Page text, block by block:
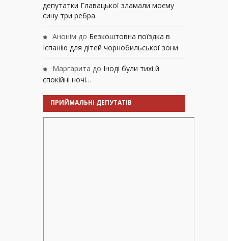
депутатки Главацької зламали моєму
сину три ребра
Анонім до Безкоштовна поїздка в
Іспанію для дітей чорнобильської зони
Маргарита до Іноді були тихі й
спокійні ночі…
ПРИЙМАЛЬНІ ДЕПУТАТІВ